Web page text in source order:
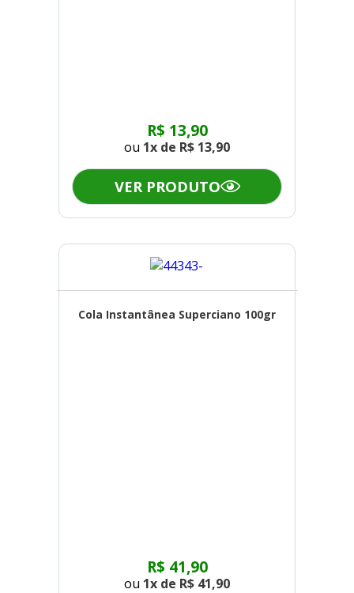
R$ 13,90
ou 1x de R$ 13,90
VER PRODUTO
Cola Instantânea Superciano 100gr
R$ 41,90
ou 1x de R$ 41,90